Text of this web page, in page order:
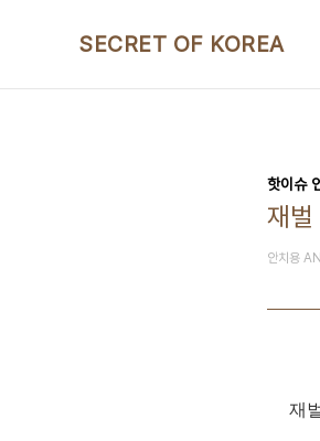
SECRET OF KOREA
핫이슈
재벌
안치용
재